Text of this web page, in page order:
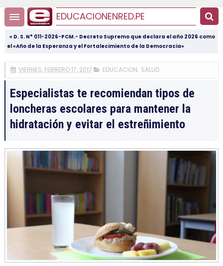
EDUCACIONENRED.PE
« D. S. N° 011-2026-PCM.- Decreto Supremo que declara el año 2026 como
el «Año de la Esperanza y el Fortalecimiento de la Democracia»
VIERNES, FEBRERO 17, 2017 EDUCACION, SALUD
Especialistas te recomiendan tipos de
loncheras escolares para mantener la
hidratación y evitar el estreñimiento